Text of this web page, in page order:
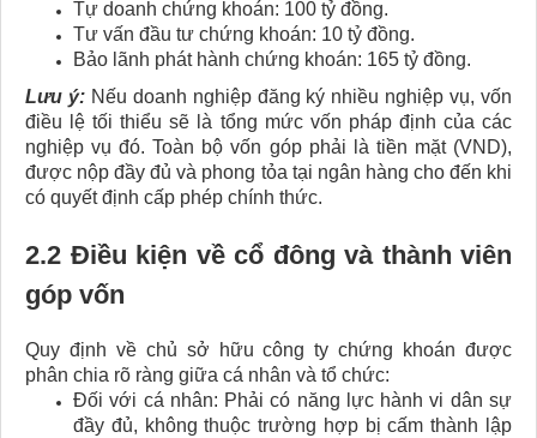
Tự doanh chứng khoán: 100 tỷ đồng.
Tư vấn đầu tư chứng khoán: 10 tỷ đồng.
Bảo lãnh phát hành chứng khoán: 165 tỷ đồng.
Lưu ý: Nếu doanh nghiệp đăng ký nhiều nghiệp vụ, vốn
điều lệ tối thiểu sẽ là tổng mức vốn pháp định của các
nghiệp vụ đó. Toàn bộ vốn góp phải là tiền mặt (VND),
được nộp đầy đủ và phong tỏa tại ngân hàng cho đến khi
có quyết định cấp phép chính thức.
2.2 Điều kiện về cổ đông và thành viên
góp vốn
Quy định về chủ sở hữu công ty chứng khoán được
phân chia rõ ràng giữa cá nhân và tổ chức:
Đối với cá nhân: Phải có năng lực hành vi dân sự
đầy đủ, không thuộc trường hợp bị cấm thành lập